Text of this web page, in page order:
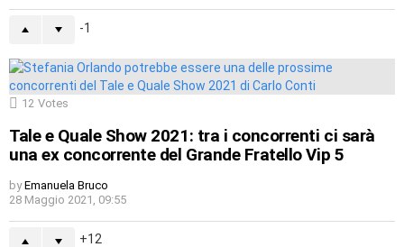
-1
12 Votes
Tale e Quale Show 2021: tra i concorrenti ci sarà
una ex concorrente del Grande Fratello Vip 5
by Emanuela Bruco
28 Maggio 2021, 09:55
12